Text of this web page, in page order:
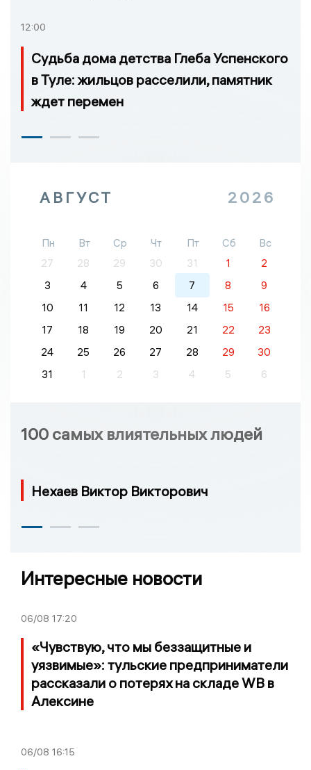
12:00
Судьба дома детства Глеба Успенского
в Туле: жильцов расселили, памятник
ждет перемен
АВГУСТ 2026
Пн Вт Ср Чт Пт Сб
Вс
27
28 29 30 31 1
2
3
4 5 6 7 8
9
10
11 12 13 14 15
16
17
18 19 20 21 22
23
24
25 26 27 28 29
30
31
1 2 3 4 5 6
100 самых влиятельных людей
Нехаев Виктор Викторович
Интересные новости
06/08 17:20
«Чувствую, что мы беззащитные и
уязвимые»: тульские предприниматели
рассказали о потерях на складе WB в
Алексине
06/08 16:15